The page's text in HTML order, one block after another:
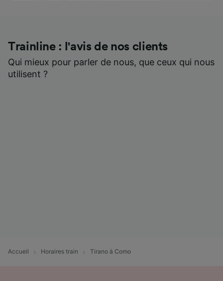
Trainline : l'avis de nos clients
Qui mieux pour parler de nous, que ceux qui nous
utilisent ?
Accueil Horaires train Tirano à Como